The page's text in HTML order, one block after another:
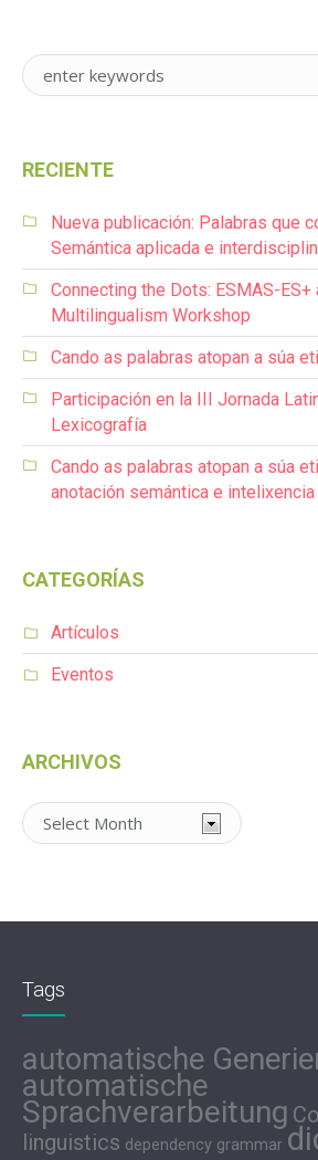
RECIENTE
Nueva publicación: Palabras que
Semántica aplicada e
Connecting the Dots: ESMAS-ES+
Multilingualism Workshop
Cando as palabras atopan a súa
Participación en la III Jornada
Lexicografía
Cando as palabras atopan a súa
anotación semántica e intelixencia
CATEGORÍAS
Artículos
Eventos
ARCHIVOS
Archivos
Tags
automatische
automatische
Sprachverarbeitung
linguistics dependency grammar